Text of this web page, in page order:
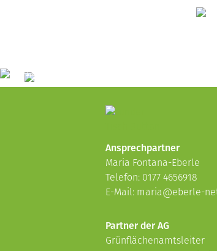
Ansprechpartner
Maria Fontana-Eberle
Telefon: 0177 4656918
E-Mail: maria@eberle-
Partner der AG
Grünflächenamtsleiter